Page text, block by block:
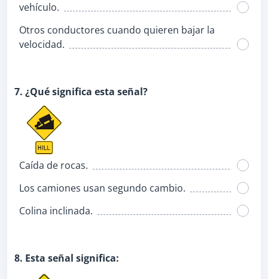
vehículo.
Otros conductores cuando quieren bajar la
velocidad.
7. ¿Qué significa esta señal?
Caída de rocas.
Los camiones usan segundo cambio.
Colina inclinada.
8. Esta señal significa: